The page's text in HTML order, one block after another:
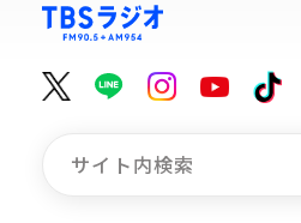
今日の番組表
週間番組表
トピックス
TBS Podcast
イベント・グッズ